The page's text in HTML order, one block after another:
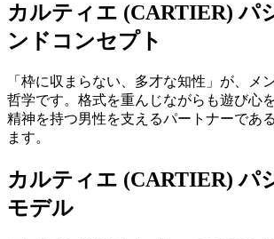
カルティエ (CARTIER) パ
ンドコンセプト
「枠に収まらない、多才な知性」が、メ
哲学です。格式を重んじながらも遊び心
精神を持つ男性を支えるパートナーであ
ます。
カルティエ (CARTIER) パ
モデル